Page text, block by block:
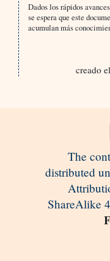
Dados los rápidos
se espera que este
acumulan más
creado
The
distributed
ShareAlike